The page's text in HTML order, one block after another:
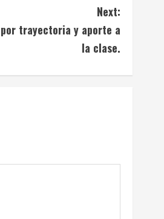
Next:
trayectoria y aporte a
la clase.